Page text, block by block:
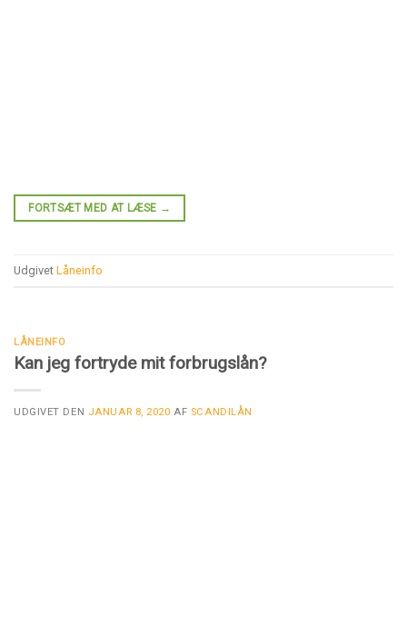
FORTSÆT MED AT LÆSE →
Udgivet Låneinfo
LÅNEINFO
Kan jeg fortryde mit forbrugslån?
UDGIVET DEN JANUAR 8, 2020 AF SCANDILÅN